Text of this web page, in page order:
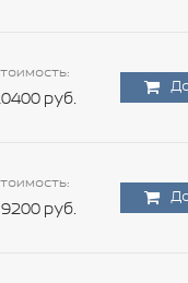
руб.
руб.